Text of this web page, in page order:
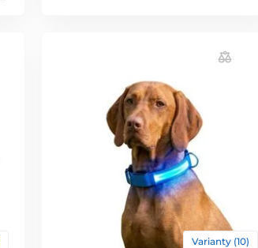
Varianty (10)